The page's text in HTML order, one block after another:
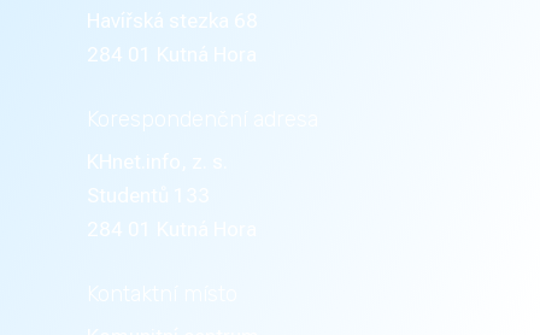
Havířská stezka 68
284 01 Kutná Hora
Korespondenční adresa
KHnet.info, z. s.
Studentů 133
284 01 Kutná Hora